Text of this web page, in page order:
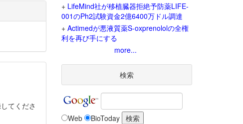
てくださ
+ LifeMind社が移植臓器拒絶予防薬LIFE-
001のPh2試験資金2億6400万ドル調達
+ Actimedが悪液質薬S-oxprenololの全権
利を再び手にする
more...
検索
Web BioToday